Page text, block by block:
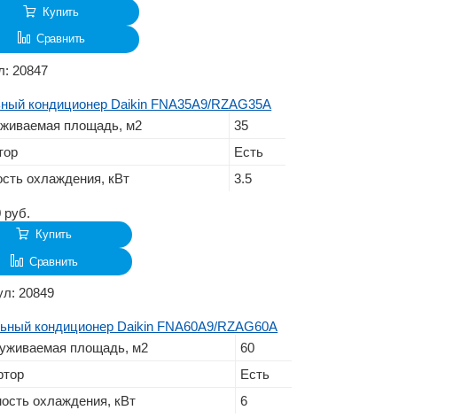
Купить
Сравнить
20847
кондиционер Daikin FNA35A9/RZAG35A
площадь, м2
35
Есть
охлаждения, кВт
3.5
руб.
Купить
Сравнить
20849
кондиционер Daikin FNA60A9/RZAG60A
площадь, м2
60
Есть
охлаждения, кВт
6